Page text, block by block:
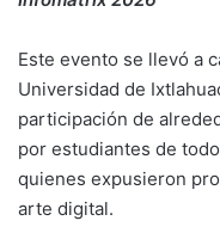
Este evento se llevó a
Universidad de
participación de
por estudiantes de
quienes expusieron
arte digital.